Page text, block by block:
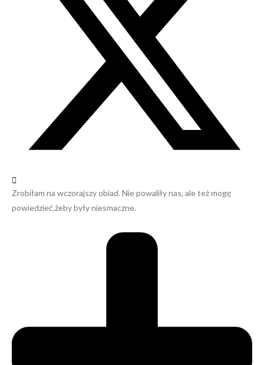
Zrobiłam na wczorajszy obiad. Nie powaliły nas, ale też mogę
powiedzieć,żeby były niesmaczne.